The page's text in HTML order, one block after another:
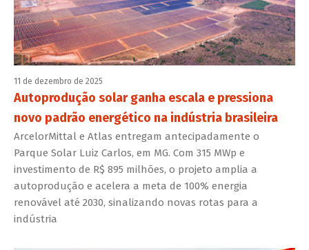
11 de dezembro de 2025
Autoprodução solar ganha escala e pressiona
novo padrão energético na indústria brasileira
ArcelorMittal e Atlas entregam antecipadamente o
Parque Solar Luiz Carlos, em MG. Com 315 MWp e
investimento de R$ 895 milhões, o projeto amplia a
autoprodução e acelera a meta de 100% energia
renovável até 2030, sinalizando novas rotas para a
indústria